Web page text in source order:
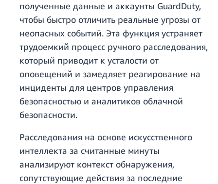
полученные данные и аккаунты GuardDuty,
чтобы быстро отличить реальные угрозы от
неопасных событий. Эта функция устраняет
трудоемкий процесс ручного расследования,
который приводит к усталости от
оповещений и замедляет реагирование на
инциденты для центров управления
безопасностью и аналитиков облачной
безопасности.
Расследования на основе искусственного
интеллекта за считанные минуты
анализируют контекст обнаружения,
сопутствующие действия за последние